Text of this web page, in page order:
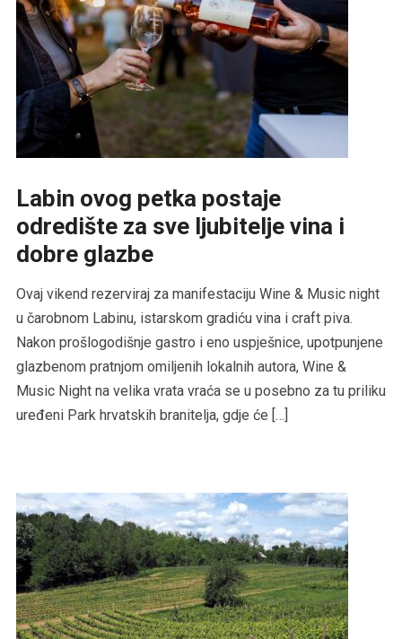
Labin ovog petka postaje
odredište za sve ljubitelje vina i
dobre glazbe
Ovaj vikend rezerviraj za manifestaciju Wine & Music night
u čarobnom Labinu, istarskom gradiću vina i craft piva.
Nakon prošlogodišnje gastro i eno uspješnice, upotpunjene
glazbenom pratnjom omiljenih lokalnih autora, Wine &
Music Night na velika vrata vraća se u posebno za tu priliku
uređeni Park hrvatskih branitelja, gdje će […]